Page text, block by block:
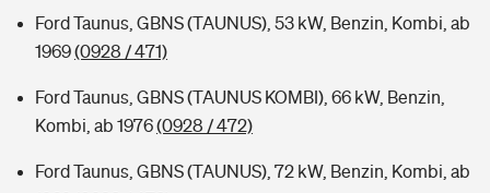
Ford Taunus, GBNS (TAUNUS), 53 kW, Benzin, Kombi, ab
1969(0928 / 471)
Ford Taunus, GBNS (TAUNUS KOMBI), 66 kW, Benzin,
Kombi, ab 1976(0928 / 472)
Ford Taunus, GBNS (TAUNUS), 72 kW, Benzin, Kombi, ab